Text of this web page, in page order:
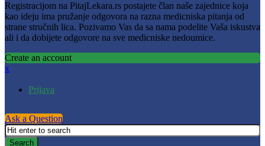
Registracijom na PitajLekara.rs postajete član naše zajednice koja
kao ideju ima pružanje odgovora na razna medicniska pitanja od
strane stručnih lica. Pozivamo Vas da sa nama podelite Vaša iskustva
ali i da dobijete odgovore na sve medicniske nedoumice.
Create an account
x
Prijava
Ask a Question